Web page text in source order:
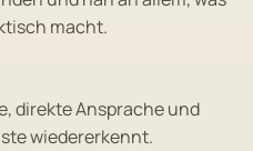
macht.
direkte Ansprache und
wiedererkennt.